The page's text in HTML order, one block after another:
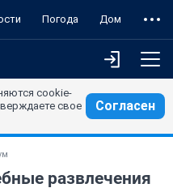
Погода Дом
cookie-
свое
Согласен
развлечения